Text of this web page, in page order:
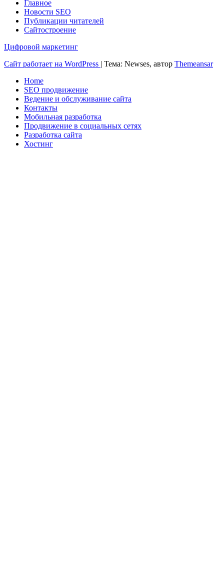
Главное
Новости SEO
Публикации читателей
Сайтостроение
Цифровой маркетинг
Сайт работает на WordPress | Тема: Newses, автор Themeansar
Home
SEO продвижение
Ведение и обслуживание сайта
Контакты
Мобильная разработка
Продвижение в социальных сетях
Разработка сайта
Хостинг